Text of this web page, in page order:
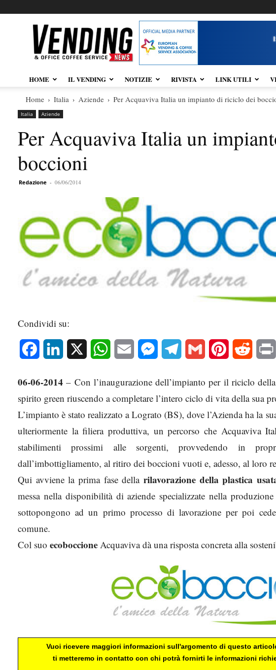
Vendingnews.it
HOME IL VENDING NOTIZIE RIVISTA LINK UTILI
Home Italia Aziende Per Acquaviva Italia un impianto di riciclo dei
Italia Aziende
Per Acquaviva Italia un
boccioni
Redazione - 06/06/2014
Condividi su:
Facebook LinkedIn WhatsAppEmail MessengerTelegram Gmail Pinterest Reddit
06-06-2014 – Con l’inaugurazione dell’impianto per il riciclo
spirito green riuscendo a completare l’intero ciclo di vita della sua
L’impianto è stato realizzato a Lograto (BS), dove l’Azienda ha la
ulteriormente la filiera produttiva, un percorso che Acquaviva
stabilimenti prossimi alle sorgenti, provvedendo in
dall’imbottigliamento, al ritiro dei boccioni vuoti e, adesso, al loro
Qui avviene la prima fase della rilavorazione della plastica
messa nella disponibilità di aziende specializzate nella
sottopongono ad un primo processo di lavorazione per poi
comune.
Col suo ecoboccione Acquaviva dà una risposta concreta alla
Vuoi ricevere maggiori informazioni sull'argomento di questo
ti metteremo in contatto con chi potrà fornirti le informazioni